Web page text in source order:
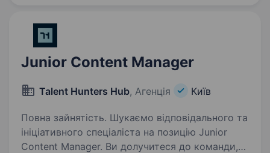
Junior Content Manager
Talent Hunters Hub, Агенція Київ
Повна зайнятість. Шукаємо відповідального та
ініціативного спеціаліста на позицію Junior
Content Manager. Ви долучитеся до команди,